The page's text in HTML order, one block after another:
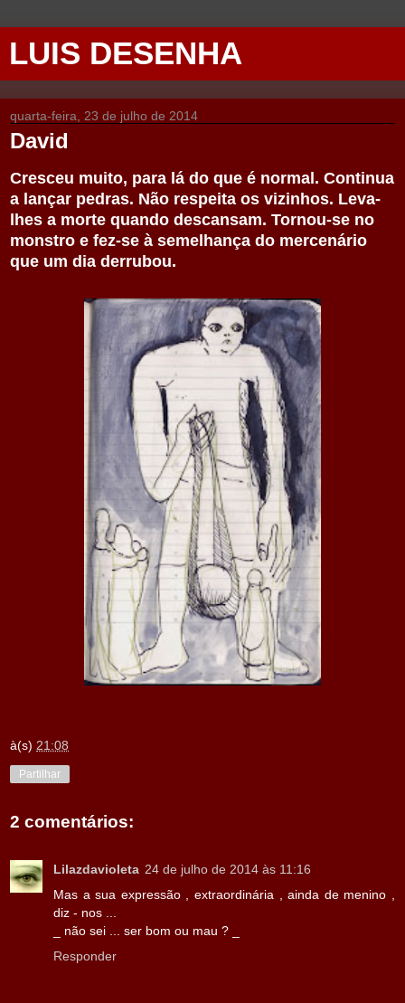
LUIS DESENHA
quarta-feira, 23 de julho de 2014
David
Cresceu muito, para lá do que é normal. Continua
a lançar pedras. Não respeita os vizinhos. Leva-
lhes a morte quando descansam. Tornou-se no
monstro e fez-se à semelhança do mercenário
que um dia derrubou.
à(s) 21:08
Partilhar
2 comentários:
Lilazdavioleta 24 de julho de 2014 às 11:16
Mas a sua expressão , extraordinária , ainda de menino ,
diz - nos ...
_ não sei ... ser bom ou mau ? _
Responder